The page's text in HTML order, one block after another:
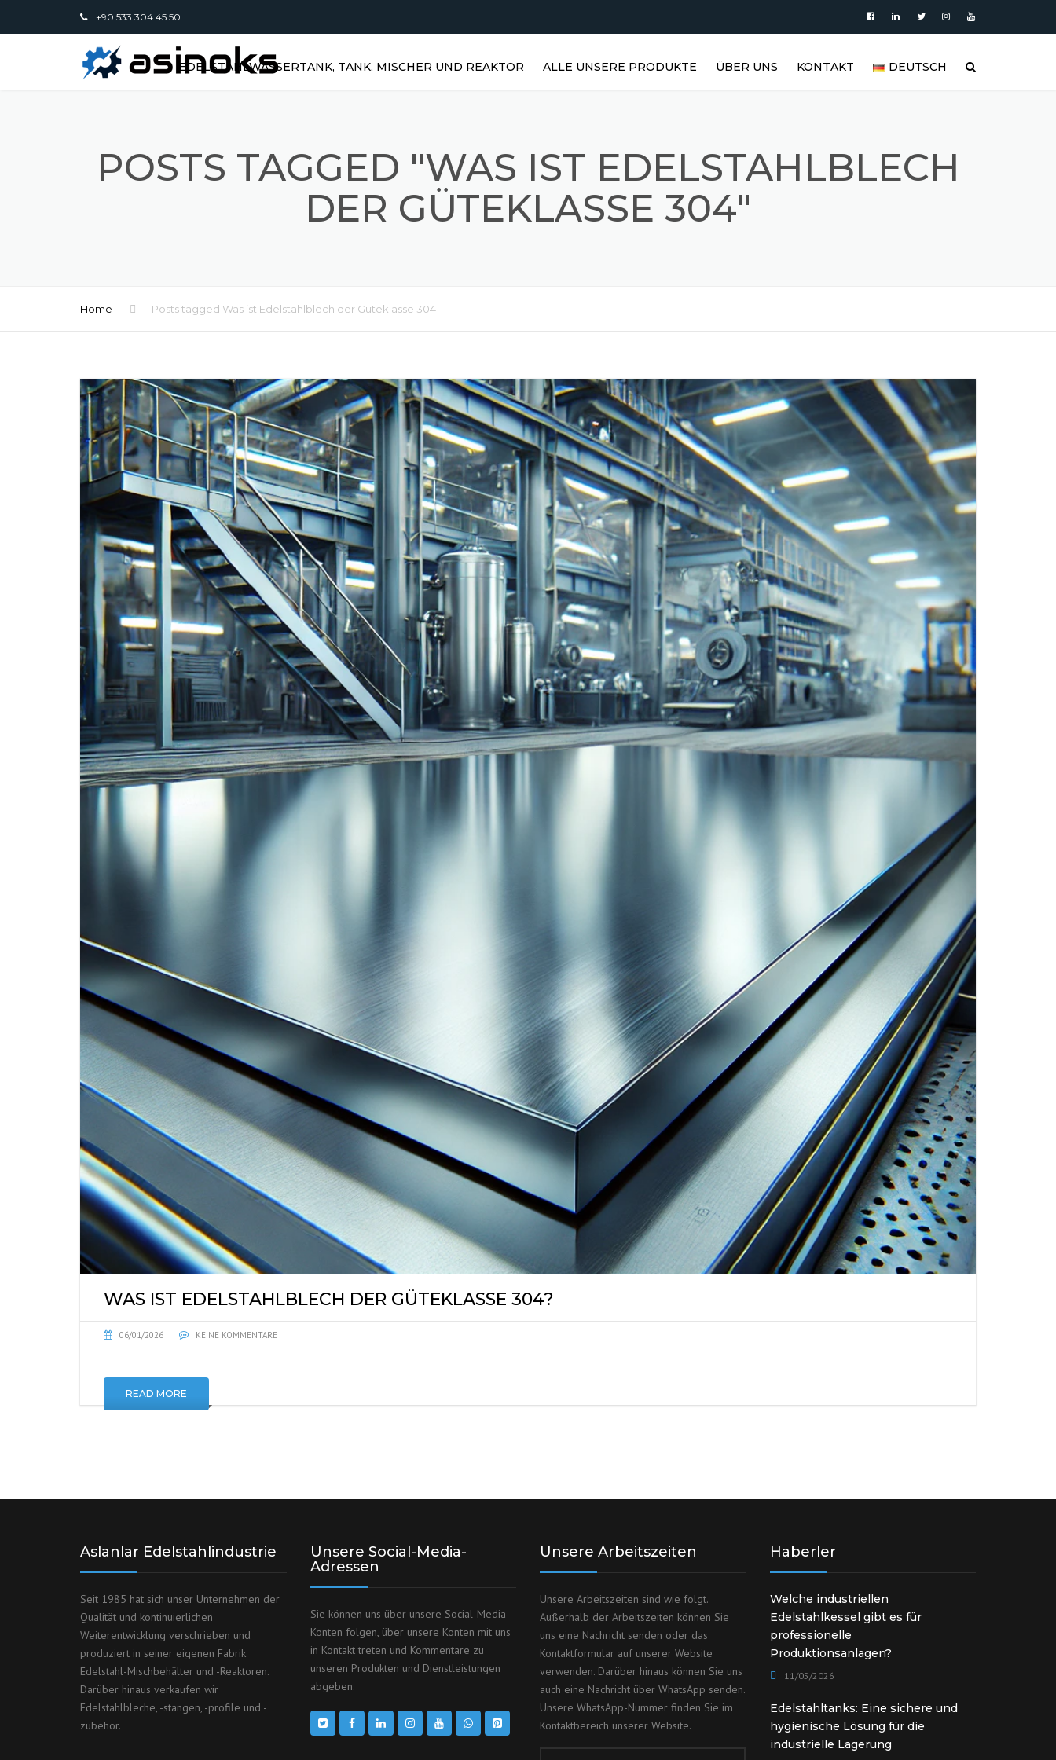
+90 533 304 45 50
EDELSTAHLWASSERTANK, TANK, MISCHER UND REAKTOR ALLE UNSERE PRODUKTE
VERTIKALE EDELSTAHLTANKS |
VERTIKALE WASSERTANKS
EDELSTAHLREAKTOREN
STAUBMISCHER
FILTER
ÜBER UNS
EDELSTAHLTANK UND
FRAGEN)
KONTAKT DEUTSCH
TÜRKÇE
POSTS TAGGED "WAS IST EDELSTAHLBLECH
DER GÜTEKLASSE 304"
Home Posts tagged Was ist Edelstahlblech der Güteklasse 304
WAS IST EDELSTAHLBLECH DER GÜTEKLASSE 304?
06/01/2026 KEINE KOMMENTARE
READ MORE
Aslanlar Edelstahlindustrie
Seit 1985 hat sich unser Unternehmen der
Qualität und kontinuierlichen
Weiterentwicklung verschrieben und
produziert in seiner eigenen Fabrik
Edelstahl-Mischbehälter und -Reaktoren.
Darüber hinaus verkaufen wir
Edelstahlbleche, -stangen, -profile und -
zubehör.
Unsere Social-Media-
Adressen
Sie können uns über unsere Social-Media-
Konten folgen, über unsere Konten mit uns
in Kontakt treten und Kommentare zu
unseren Produkten und Dienstleistungen
abgeben.
Unsere Arbeitszeiten
Unsere Arbeitszeiten sind wie folgt.
Außerhalb der Arbeitszeiten können Sie
uns eine Nachricht senden oder das
Kontaktformular auf unserer Website
verwenden. Darüber hinaus können Sie uns
auch eine Nachricht über WhatsApp senden.
Unsere WhatsApp-Nummer finden Sie im
Kontaktbereich unserer Website.
Haberler
Welche industriellen
Edelstahlkessel gibt es für
professionelle
Produktionsanlagen?
11/05/2026
Edelstahltanks: Eine sichere und
hygienische Lösung für die
industrielle Lagerung